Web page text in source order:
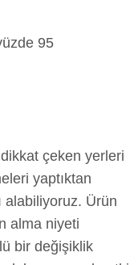
95
çeken yerleri
yaptıktan
alabiliyoruz. Ürün
alma niyeti
bir değişiklik